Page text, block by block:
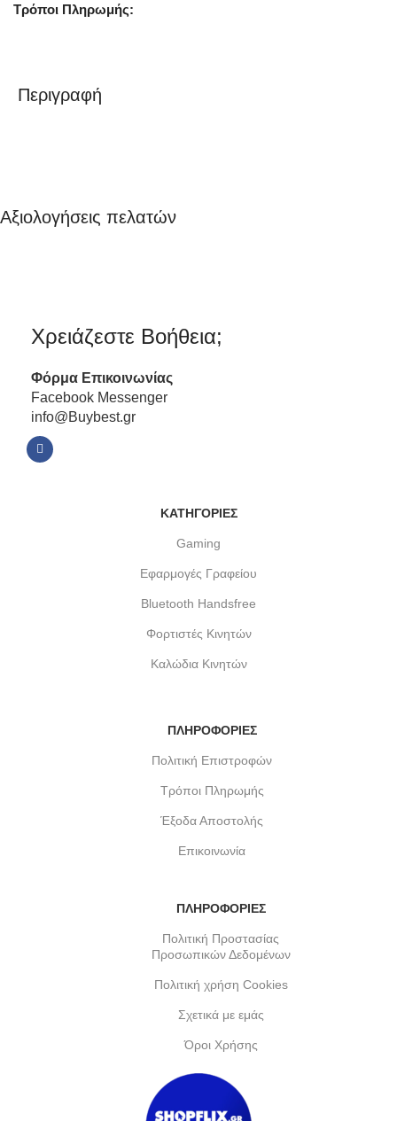
Τρόποι Πληρωμής:
Περιγραφή
Αξιολογήσεις πελατών
Χρειάζεστε Βοήθεια;
Φόρμα Επικοινωνίας
Facebook Messenger
info@Buybest.gr
ΚΑΤΗΓΟΡΙΕΣ
Gaming
Εφαρμογές Γραφείου
Bluetooth Handsfree
Φορτιστές Κινητών
Καλώδια Κινητών
ΠΛΗΡΟΦΟΡΙΕΣ
Πολιτική Επιστροφών
Τρόποι Πληρωμής
Έξοδα Αποστολής
Επικοινωνία
ΠΛΗΡΟΦΟΡΙΕΣ
Πολιτική Προστασίας
Προσωπικών Δεδομένων
Πολιτική χρήση Cookies
Σχετικά με εμάς
Όροι Χρήσης